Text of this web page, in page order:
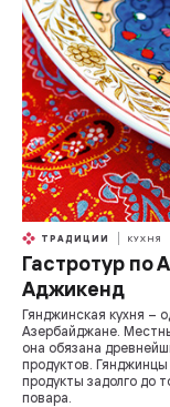
ТРАДИЦИИ КУХНЯ
Гастротур по
Аджикенд
Гянджинская кухня –
Азербайджане.
она обязана
продуктов. Гянджинцы
продукты задолго до
повара.